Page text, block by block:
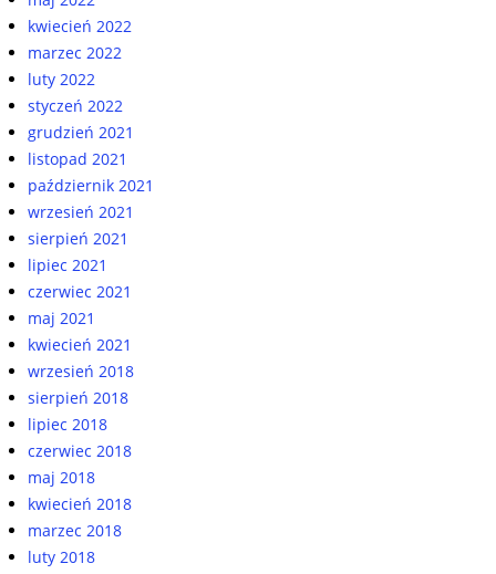
kwiecień 2022
marzec 2022
luty 2022
styczeń 2022
grudzień 2021
listopad 2021
październik 2021
wrzesień 2021
sierpień 2021
lipiec 2021
czerwiec 2021
maj 2021
kwiecień 2021
wrzesień 2018
sierpień 2018
lipiec 2018
czerwiec 2018
maj 2018
kwiecień 2018
marzec 2018
luty 2018